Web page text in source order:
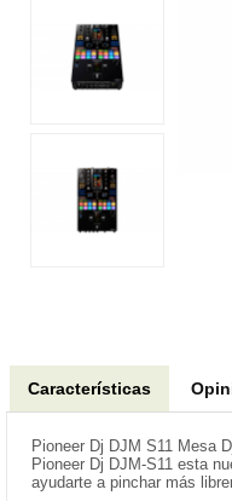
Características
Pioneer Dj DJM S11 Mesa
Pioneer Dj DJM-S11 esta
ayudarte a pinchar más